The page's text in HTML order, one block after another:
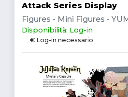
Attack Series Display
Figures - Mini Figures -
Disponibilità: Log-in
€ Log-in necessario